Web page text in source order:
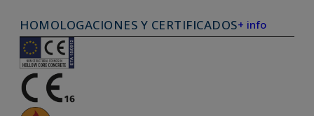
HOMOLOGACIONES Y CERTIFICADOS+ info